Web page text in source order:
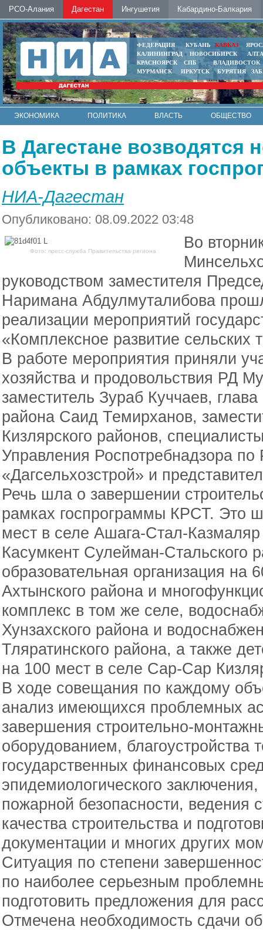
РСО-Алания Дагестан Ингушетия Кабардино-Балкария
ФЕДЕРАЦИЯ КУБАНЬ КАВКАЗ
КАЛИНИНГРАД
НОВОСИБИРСК
КРАСНОЯРСК
СПБ
ВЛАДИВОСТОК
МУРМАНСК
ИРКУТСК БУРЯТИЯ
ЭКОНОМИКА ПОЛИТИКА ВЛАСТЬ
ОБЩЕСТВО
В Дагестане возводятся
объекты в рамках
НИА-Дагестан
Опубликовано: 08.09.2022 03:48
Фото: пресс-служба Правительства региона
Во
руководством заместителя
Наримана Абдулмуталибова
реализации мероприятий
«Комплексное развитие сельских
В работе мероприятия приняли
хозяйства и продовольствия РД
заместитель Зураб Куччаев,
района Саид Темирханов,
Кизлярского районов,
Управления Роспотребнадзора
«Дагсельхозстрой» и
Речь шла о завершении
рамках госпрограммы КРСТ. Это
мест в селе Ашага-Стал-
Касумкент Сулейман-Стальского
образовательная организация на
Ахтынского района и
комплекс в том же селе,
Хунзахского района и
Тляратинского района, а также
на 100 мест в селе Сар-Сар
В ходе совещания по каждому
анализ имеющихся проблемных
завершения строительно-
оборудованием, благоустройства
государственных финансовых
эпидемиологического
пожарной безопасности, ведения
качества строительства и
документации и многих других
Ситуация по степени
по наиболее серьезным
подготовить предложения для
Отмечена необходимость сдачи